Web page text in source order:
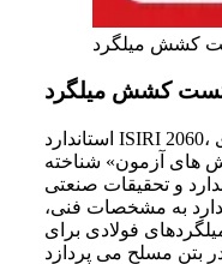
تست کشش میلگرد
تست کشش میلگرد
ISIRI2060، که تحت عنوان «میلگردهای فولادی
های آزمون» شناخته
و تحقیقات صنعتی
به مشخصات فنی،
فولادی برای
در بتن مسلح می